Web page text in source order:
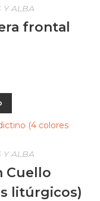
Y ALBA
frontal
Y ALBA
Cuello
litúrgicos)